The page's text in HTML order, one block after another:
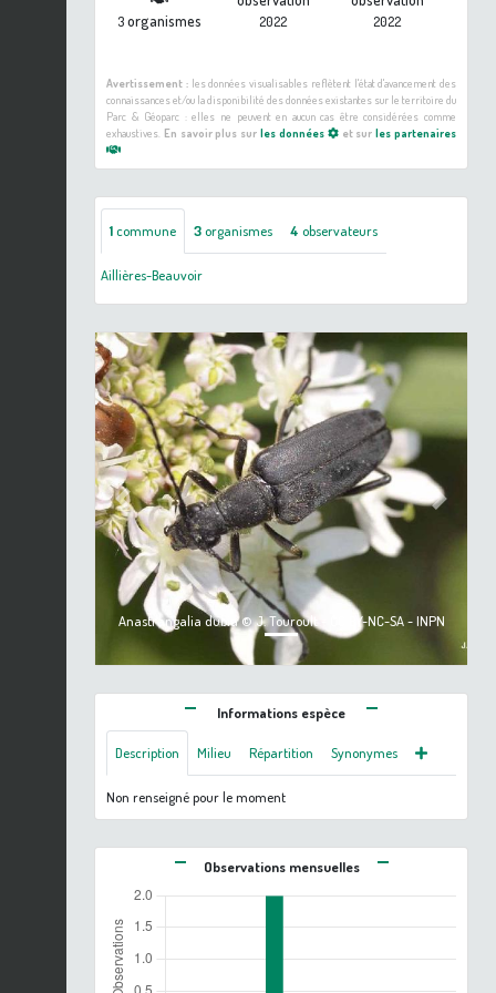
3organismes 2022 2022
Avertissement :les données visualisables reflètent l'état d'avancement des
connaissances et/ou la disponibilité des données existantes sur le territoire du
Parc & Géoparc : elles ne peuvent en aucun cas être considérées comme
exhaustives. En savoir plus sur les données et surles partenaires
1commune 3organismes 4 observateurs
Aillières-Beauvoir
Anastrangalia dubia © J. Touroult - CC BY-NC-SA - INPN
Previous Next
Informations espèce
Description Milieu Répartition Synonymes
Non renseigné pour le moment
Observations mensuelles